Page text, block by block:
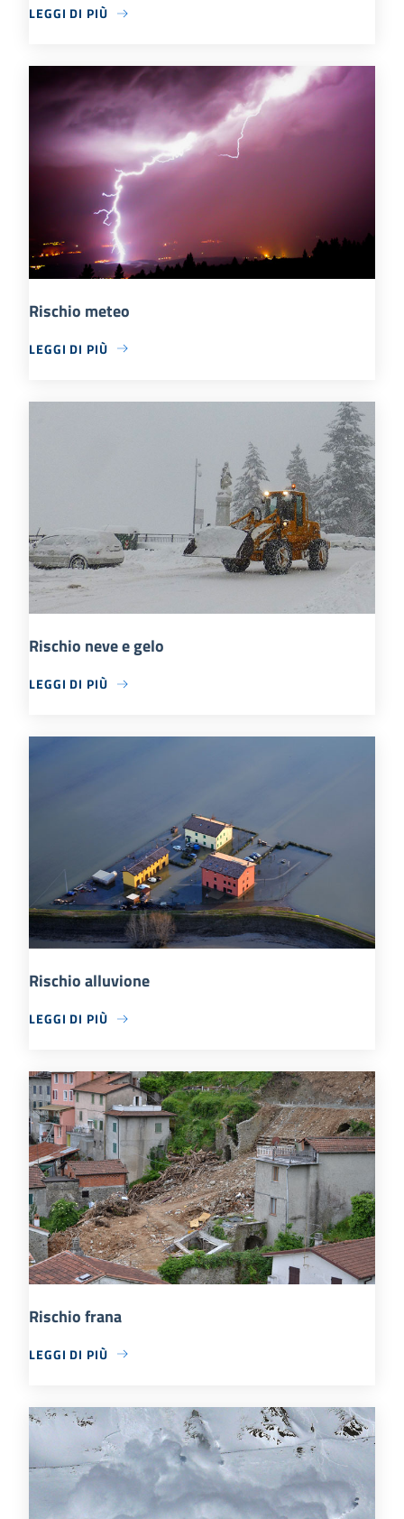
LEGGI DI PIÙ
Rischio meteo
LEGGI DI PIÙ
Rischio neve e gelo
LEGGI DI PIÙ
Rischio alluvione
LEGGI DI PIÙ
Rischio frana
LEGGI DI PIÙ